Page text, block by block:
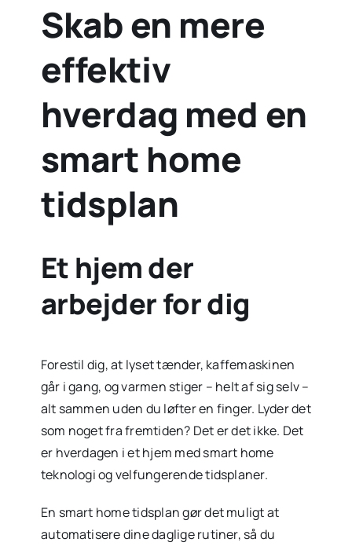
Skab en mere
effektiv
hverdag med en
smart home
tidsplan
Et hjem der
arbejder for dig
Forestil dig, at lyset tænder, kaffemaskinen
går i gang, og varmen stiger – helt af sig selv –
alt sammen uden du løfter en finger. Lyder det
som noget fra fremtiden? Det er det ikke. Det
er hverdagen i et hjem med smart home
teknologi og velfungerende tidsplaner.
En smart home tidsplan gør det muligt at
automatisere dine daglige rutiner, så du